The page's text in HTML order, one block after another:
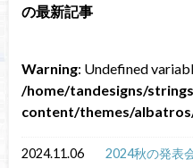
の最新記事
Warning: Undefined
/home/tandesigns/
content/themes/
2024.11.06 2024秋の発表